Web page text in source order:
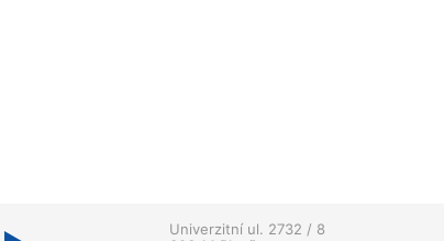
Univerzitní ul. 2732 / 8